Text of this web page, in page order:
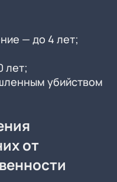
— до 4 лет;
лет;
убийством
от